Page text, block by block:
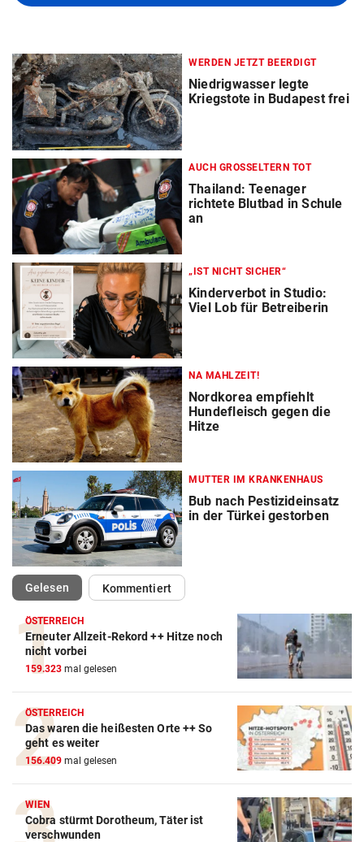
WERDEN JETZT BEERDIGT
Niedrigwasser legte
Kriegstote in Budapest frei
AUCH GROSSELTERN TOT
Thailand: Teenager
richtete Blutbad in Schule
an
„IST NICHT SICHER“
Kinderverbot in Studio:
Viel Lob für Betreiberin
NA MAHLZEIT!
Nordkorea empfiehlt
Hundefleisch gegen die
Hitze
MUTTER IM KRANKENHAUS
Bub nach Pestizideinsatz
in der Türkei gestorben
Gelesen(ausgewählt)Kommentiert
ÖSTERREICH
Erneuter Allzeit-Rekord ++ Hitze noch
nicht vorbei
159.323 mal gelesen
ÖSTERREICH
Das waren die heißesten Orte ++ So
geht es weiter
156.409 mal gelesen
WIEN
Cobra stürmt Dorotheum, Täter ist
verschwunden